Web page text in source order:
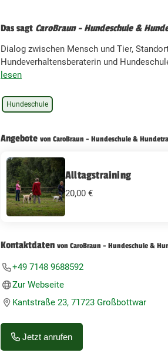
Das sagt CaroBraun - Hundeschule &
Dialog zwischen Mensch und Tier,
Hundeverhaltensberaterin und
lesen
Hundeschule
Angebote von CaroBraun - Hundeschule &
Alltagstraining
20,00 €
Kontaktdaten von CaroBraun - Hundeschule &
+49 7148 9688592
Zur Webseite
Kantstraße 23, 71723 Großbottwar
Jetzt anrufen